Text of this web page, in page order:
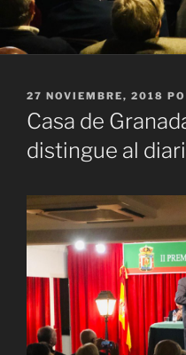
PUBLICADO
EL
27 NOVIEMBRE, 2018
Casa de
distingue al